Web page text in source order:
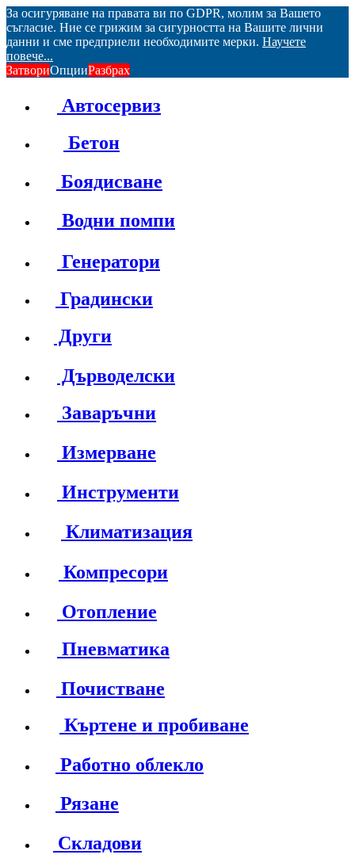
За осигуряване на правата ви по GDPR, молим за Вашето
съгласие. Ние се грижим за сигурността на Вашите лични
данни и сме предприели необходимите мерки. Научете
повече...
ЗатвориОпцииРазбрах
Автосервиз
Бетон
Боядисване
Водни помпи
Генератори
Градински
Други
Дърводелски
Заваръчни
Измерване
Инструменти
Климатизация
Компресори
Отопление
Пневматика
Почистване
Къртене и пробиване
Работно облекло
Рязане
Складови